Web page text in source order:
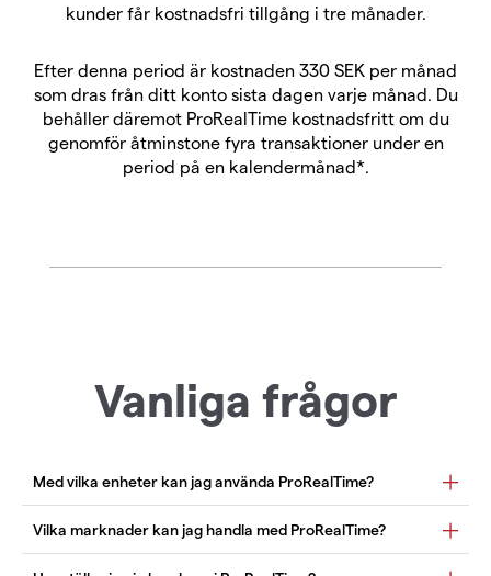
kunder får kostnadsfri tillgång i tre månader.
Efter denna period är kostnaden 330 SEK per månad
som dras från ditt konto sista dagen varje månad. Du
behåller däremot ProRealTime kostnadsfritt om du
genomför åtminstone fyra transaktioner under en
period på en kalendermånad*.
Vanliga frågor